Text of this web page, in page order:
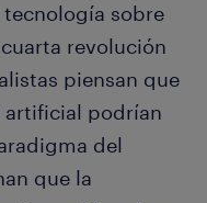
tecnología sobre
revolución
piensan que
artificial podrían
del
que la